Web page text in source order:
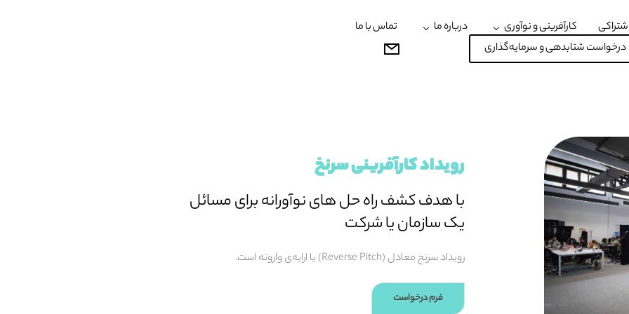
کارآفرینی و نوآوری درباره ما
تماس با ما
درخواست شتابدهی و سرمایه‌گذاری
رویداد کارآفرینی سرنخ
با هدف کشف راه حل های نوآورانه برای مسائل
یک سازمان یا شرکت
رویداد سرنخ معادل (Reverse Pitch) یا ارایه‌ی وارونه است.
فرم درخواست